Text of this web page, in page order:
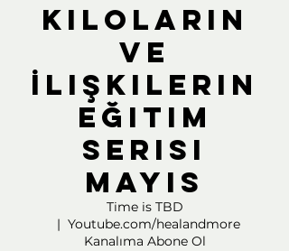
Kiloların
ve
İlişkilerin
Eğitim
Serisi
Mayıs
Time is TBD
  |
Youtube.com/healandmore
Kanalıma Abone Ol